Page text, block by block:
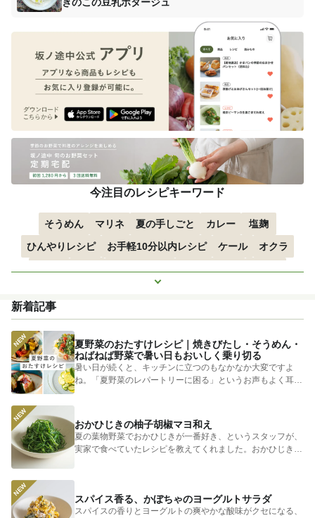
今注目のレシピキーワード
そうめん マリネ 夏の手しごと カレー
塩麹
ひんやりレシピ
お手軽10分以内レシピ ケール
オクラ
空心菜
枝豆 すずかぼちゃ つるむらさき
トマト
もっと見る
新着記事
夏野菜のおたすけレシピ｜焼きびたし・そうめん・
ねばねば野菜で暑い日もおいしく乗り切る
暑い日が続くと、キッチンに立つのもなかなか大変ですよ
ね。「夏野菜のレパートリーに困る」というお声もよく耳に
します。 そ...
おかひじきの柚子胡椒マヨ和え
夏の葉物野菜でおかひじきが一番好き、というスタッフが、
実家で食べていたレシピを教えてくれました。おかひじきの
スパイス香る、かぼちゃのヨーグルトサラダ
スパイスの香りとヨーグルトの爽やかな酸味がクセになる、